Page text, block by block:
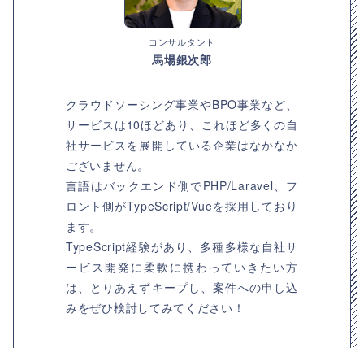
コンサルタント
馬場銀次郎
クラウドソーシング事業やBPO事業など、
サービスは10ほどあり、これほど多くの自
社サービスを展開している企業はなかなか
ございません。
言語はバックエンド側でPHP/Laravel、フ
ロント側がTypeScript/Vueを採用しており
ます。
TypeScript経験があり、多種多様な自社サ
ービス開発に柔軟に携わっていきたい方
は、とりあえずキープし、案件への申し込
みをぜひ検討してみてください！